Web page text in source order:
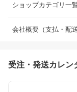
ショップカテゴリ一
会社概要（支払・配
受注・発送カレン